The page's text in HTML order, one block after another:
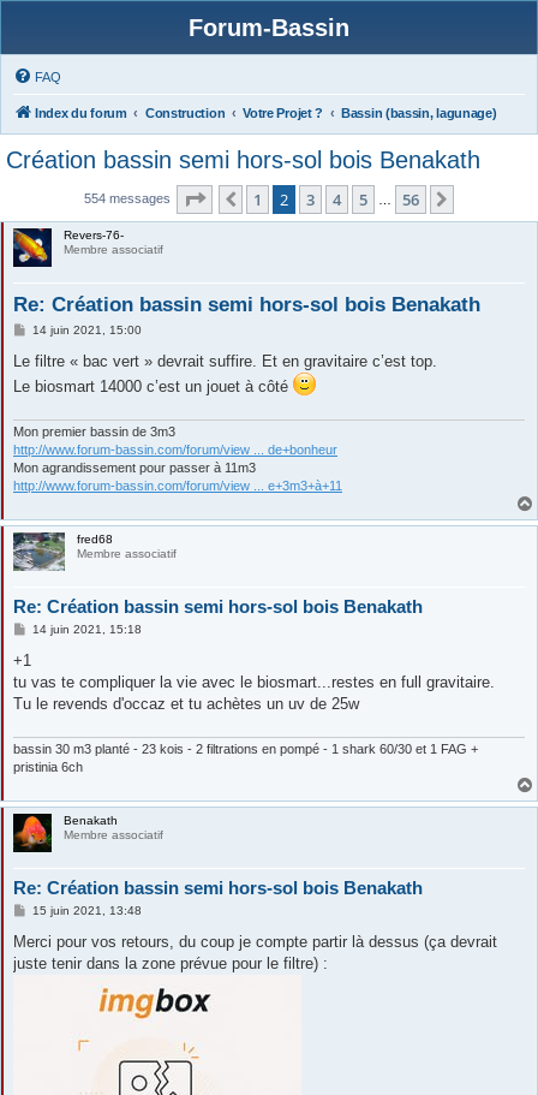
Forum-Bassin
FAQ
Index du forum Construction Votre Projet ? Bassin (bassin, lagunage)
Création bassin semi hors-sol bois Benakath
554 messages Page sur56
Précédente
1 2 3 4 5 56
Revers-76-
Membre associatif
Re: Création bassin semi hors-sol bois Benakath
M
s
a
14 juin 2021, 15:00
Le filtre « bac vert » devrait suffire. Et en gravitaire c’est top.
Le biosmart 14000 c’est un jouet à côté
Mon premier bassin de 3m3
http://www.forum-bassin.com/forum/view ... de+bonheur
Mon agrandissement pour passer à 11m3
http://www.forum-bassin.com/forum/view ... e+3m3+à+11
fred68
Membre associatif
Re: Création bassin semi hors-sol bois Benakath
M
s
a
g
14 juin 2021, 15:18
+1
tu vas te compliquer la vie avec le biosmart...restes en full gravitaire.
Tu le revends d'occaz et tu achètes un uv de 25w
bassin 30 m3 planté - 23 kois - 2 filtrations en pompé - 1 shark 60/30 et 1 FAG +
pristinia 6ch
Benakath
Membre associatif
Re: Création bassin semi hors-sol bois Benakath
M
s
a
15 juin 2021, 13:48
Merci pour vos retours, du coup je compte partir là dessus (ça devrait
juste tenir dans la zone prévue pour le filtre) :